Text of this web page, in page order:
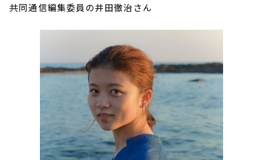
共同通信編集委員の井田徹治さん